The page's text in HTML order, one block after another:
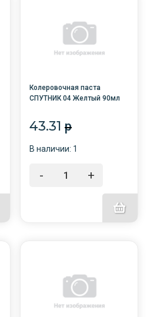
Колеровочная паста
СПУТНИК 04 Желтый 90мл
43.31p
В наличии: 1
- +